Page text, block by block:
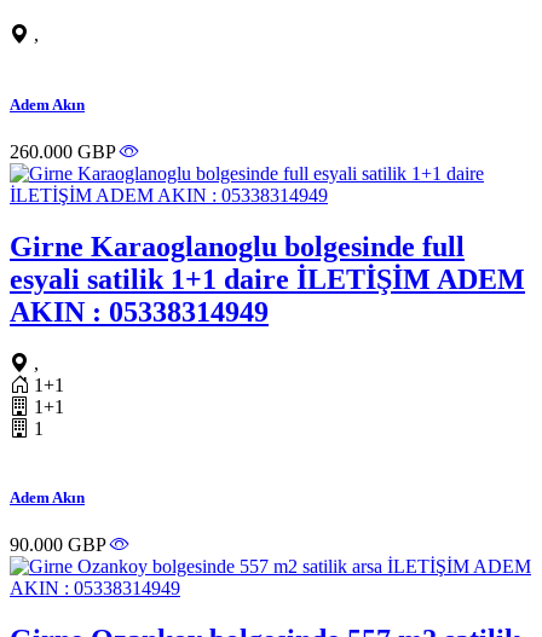
,
Adem Akın
260.000 GBP
Girne Karaoglanoglu bolgesinde full
esyali satilik 1+1 daire İLETİŞİM ADEM
AKIN : 05338314949
,
1+1
1+1
1
Adem Akın
90.000 GBP